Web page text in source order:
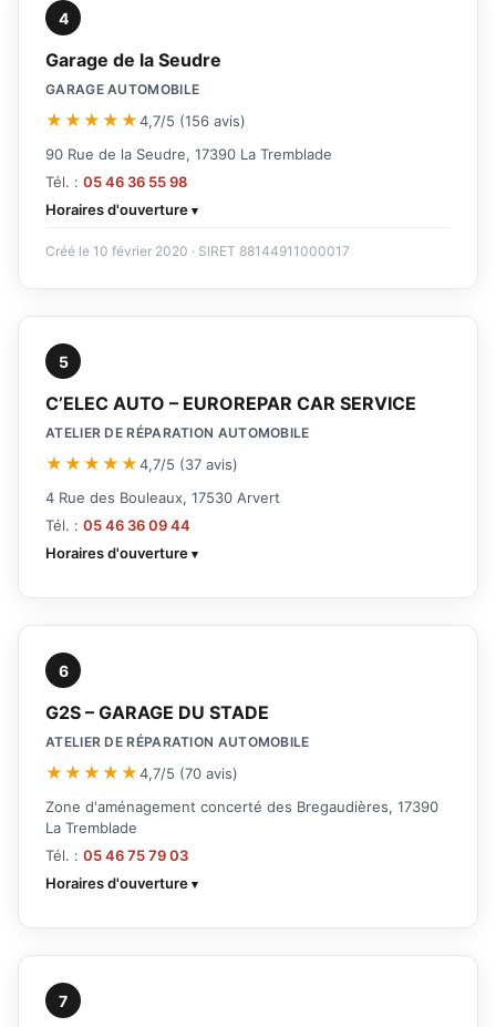
4
Garage de la Seudre
GARAGE AUTOMOBILE
★★★★★4,7/5 (156 avis)
90 Rue de la Seudre, 17390 La Tremblade
Tél. : 05 46 36 55 98
Horaires d'ouverture
Créé le 10 février 2020 · SIRET 88144911000017
5
C’ELEC AUTO – EUROREPAR CAR SERVICE
ATELIER DE RÉPARATION AUTOMOBILE
★★★★★4,7/5 (37 avis)
4 Rue des Bouleaux, 17530 Arvert
Tél. : 05 46 36 09 44
Horaires d'ouverture
6
G2S – GARAGE DU STADE
ATELIER DE RÉPARATION AUTOMOBILE
★★★★★4,7/5 (70 avis)
Zone d'aménagement concerté des Bregaudières, 17390
La Tremblade
Tél. : 05 46 75 79 03
Horaires d'ouverture
7